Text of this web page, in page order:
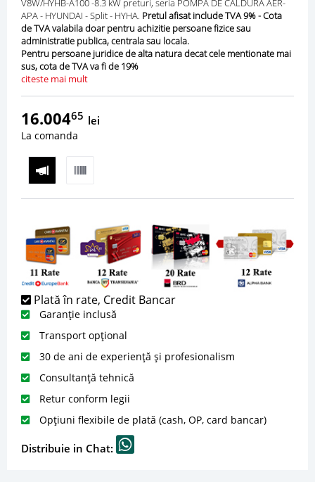
V8W/HYHB-A100 -8.3 kW preturi, seria POMPA DE CALDURA AER-
APA - HYUNDAI - Split - HYHA. Pretul afisat include TVA 9% - Cota
de TVA valabila doar pentru achizitie persoane fizice sau
administratie publica, centrala sau locala.
Pentru persoane juridice de alta natura decat cele mentionate mai
sus, cota de TVA va fi de 19%
citeste mai mult
16.00465 lei
La comanda
Plată în rate, Credit Bancar
Garanție inclusă
Transport opțional
30 de ani de experiență și profesionalism
Consultanță tehnică
Retur conform legii
Opțiuni flexibile de plată (cash, OP, card bancar)
Distribuie in Chat: